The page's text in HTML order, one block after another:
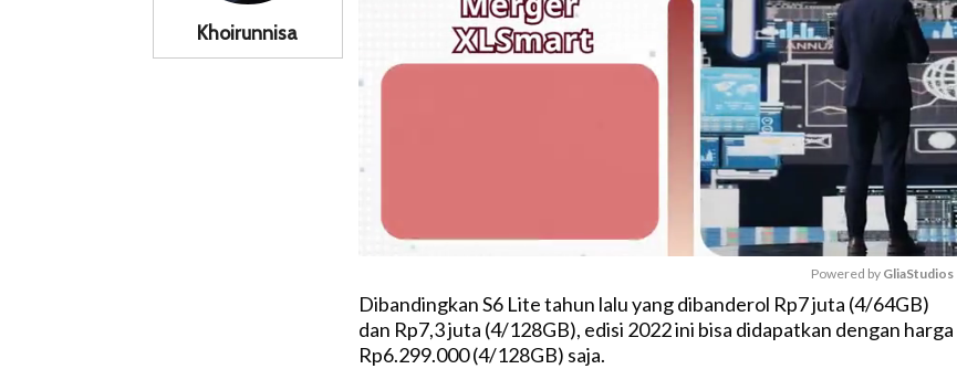
Khoirunnisa
M
Powered by GliaStudios
Dibandingkan S6 Lite tahun lalu yang dibanderol Rp7 juta (4/64GB)
dan Rp7,3 juta (4/128GB), edisi 2022 ini bisa didapatkan dengan harga
Rp6.299.000 (4/128GB) saja.